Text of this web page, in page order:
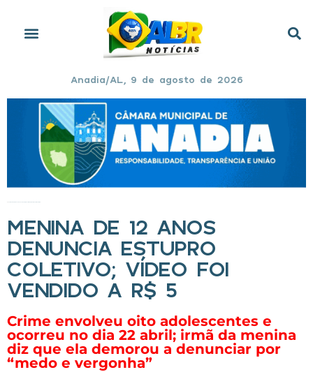
Anadia/AL, 9 de agosto de 2026
MENINA DE 12 ANOS
DENUNCIA ESTUPRO
COLETIVO; VÍDEO FOI
VENDIDO A R$ 5
Crime envolveu oito adolescentes e
ocorreu no dia 22 abril; irmã da menina
diz que ela demorou a denunciar por
“medo e vergonha”